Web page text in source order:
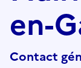
en-
Contact